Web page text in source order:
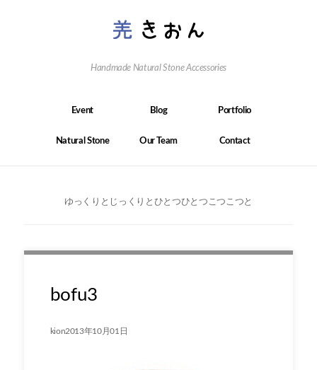
Handmade Natural Stone Accessories
Event Blog Portfolio
Natural Stone Our Team Contact
ゆっくりとじっくりとひとつひとつこつこつと
bofu3
kion2013年10月01日